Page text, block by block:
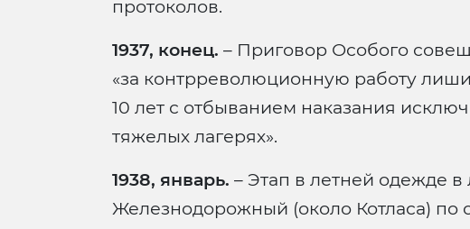
протоколов.
1937, конец. – Приговор Особого
«за контрреволюционную работу
10 лет с отбыванием наказания
тяжелых лагерях».
1938, январь. – Этап в летней одежде в
Железнодорожный (около Котласа) по